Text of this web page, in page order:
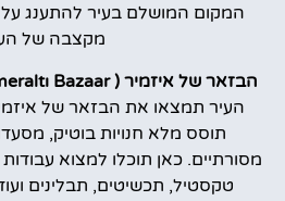
המקום המושלם בעיר להתענג על
מקצבה של
הבזאר של איזמיר ( Bazaar):
העיר תמצאו את הבזאר של
תוסס מלא חנויות בוטיק,
מסורתיים. כאן תוכלו למצוא
טקסטיל, תכשיטים, תבלינים